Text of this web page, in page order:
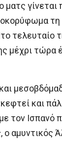
γίνεται
τη
τελευταίο
μέχρι τώρα
και
τον Ισπανό
ο αμυντικός